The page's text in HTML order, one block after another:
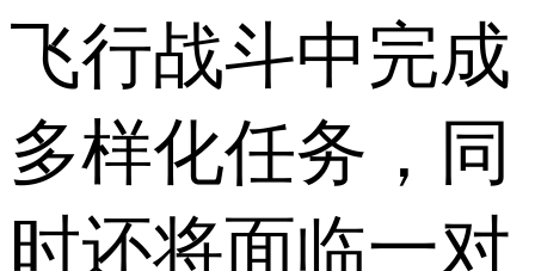
飞行战斗中完成
多样化任务，同
时还将面临一对